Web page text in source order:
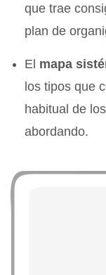
que trae
plan de
El mapa
los tipos que
habitual de
abordando.